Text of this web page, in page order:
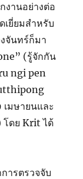
งานอย่างต่อ
เยี่ยมสำหรับ
จันทร์ก็มา
(รู้จักกัน
ngi pen
มษายนและ
ดย Krit ได้
ารตรวจจับ